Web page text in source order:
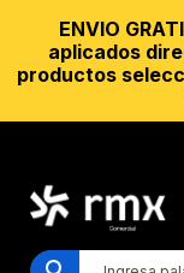
ENVIO
aplicados
productos